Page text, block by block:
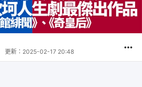
更新： 2025-02-17 20:48